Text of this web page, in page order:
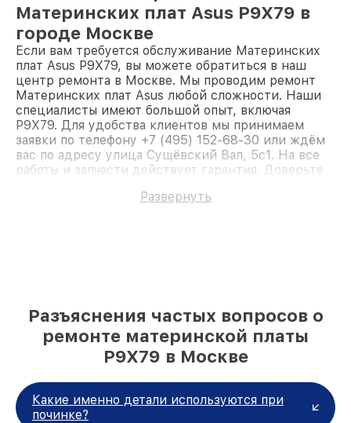
Материнских плат Asus P9X79 в
городе Москве
Если вам требуется обслуживание Материнских
плат Asus P9X79, вы можете обратиться в наш
центр ремонта в Москве. Мы проводим ремонт
Материнских плат Asus любой сложности. Наши
специалисты имеют большой опыт, включая
P9X79. Для удобства клиентов мы принимаем
заявки по телефону +7 (495) 152-68-30 или ждём
вас по адресу улица Сущёвский Вал, 5с1. На все
работы и запчасти действует гарантия. Доверьте
Развернуть
Разъяснения частых вопросов о
ремонте материнской платы
P9X79 в Москве
Какие именно детали используются при
починке?